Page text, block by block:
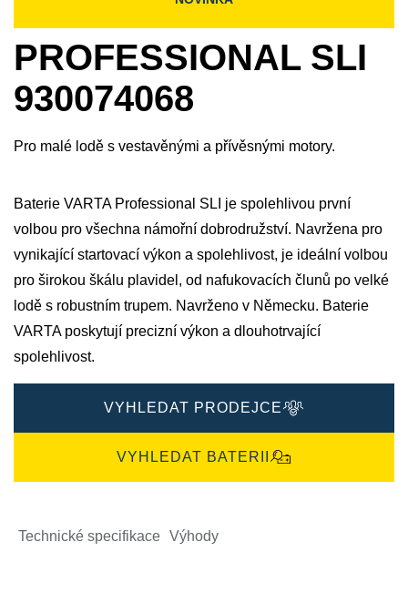
PROFESSIONAL SLI
930074068
Pro malé lodě s vestavěnými a přívěsnými motory.
Baterie VARTA Professional SLI je spolehlivou první
volbou pro všechna námořní dobrodružství. Navržena pro
vynikající startovací výkon a spolehlivost, je ideální volbou
pro širokou škálu plavidel, od nafukovacích člunů po velké
lodě s robustním trupem. Navrženo v Německu. Baterie
VARTA poskytují precizní výkon a dlouhotrvající
spolehlivost.
VYHLEDAT PRODEJCE
VYHLEDAT BATERII
Technické specifikace Výhody